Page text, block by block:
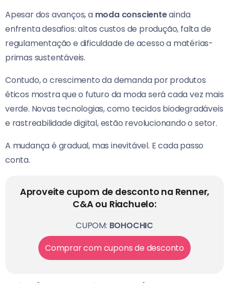
Apesar dos avanços, a moda conscienteainda
enfrenta desafios: altos custos de produção, falta de
regulamentação e dificuldade de acesso a matérias-
primas sustentáveis.
Contudo, o crescimento da demanda por produtos
éticos mostra que o futuro da moda será cada vez mais
verde. Novas tecnologias, como tecidos biodegradáveis
e rastreabilidade digital, estão revolucionando o setor.
A mudança é gradual, mas inevitável. E cada passo
conta.
Aproveite cupom de desconto na Renner,
C&A ou Riachuelo:
CUPOM: BOHOCHIC
Comprar com cupons de desconto